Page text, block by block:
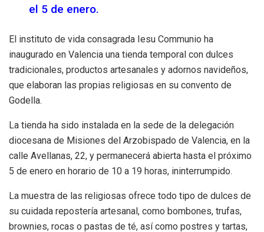
el 5 de enero.
El instituto de vida consagrada Iesu Communio ha
inaugurado en Valencia una tienda temporal con dulces
tradicionales, productos artesanales y adornos navideños,
que elaboran las propias religiosas en su convento de
Godella.
La tienda ha sido instalada en la sede de la delegación
diocesana de Misiones del Arzobispado de Valencia, en la
calle Avellanas, 22, y permanecerá abierta hasta el próximo
5 de enero en horario de 10 a 19 horas, ininterrumpido.
La muestra de las religiosas ofrece todo tipo de dulces de
su cuidada repostería artesanal, como bombones, trufas,
brownies, rocas o pastas de té, así como postres y tartas,